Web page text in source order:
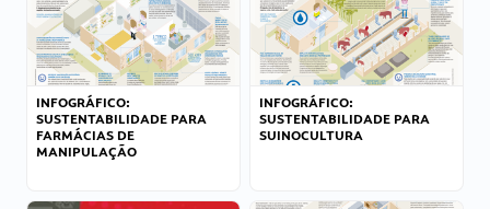
INFOGRÁFICO:
SUSTENTABILIDADE PARA
FARMÁCIAS DE
MANIPULAÇÃO
INFOGRÁFICO:
SUSTENTABILIDADE PARA
SUINOCULTURA